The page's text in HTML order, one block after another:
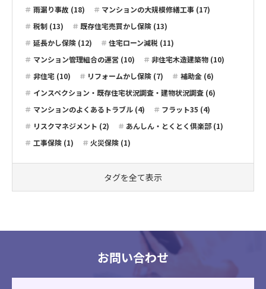
雨漏り事故 (18)
マンションの大規模修繕工事 (17)
税制 (13)
既存住宅売買かし保険 (13)
延長かし保険 (12)
住宅ローン減税 (11)
マンション管理組合の運営 (10)
非住宅木造建築物 (10)
非住宅 (10)
リフォームかし保険 (7)
補助金 (6)
インスペクション・既存住宅状況調査・建物状況調査 (6)
マンションのよくあるトラブル (4)
フラット35 (4)
リスクマネジメント (2)
あんしん・とくとく倶楽部 (1)
工事保険 (1)
火災保険 (1)
タグを全て表示
お問い合わせ